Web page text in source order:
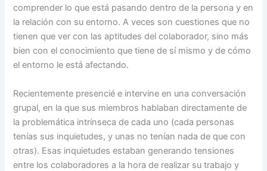
comprender lo que está pasando dentro de la persona y en
la relación con su entorno. A veces son cuestiones que no
tienen que ver con las aptitudes del colaborador, sino más
bien con el conocimiento que tiene de sí mismo y de cómo
el entorno le está afectando.
Recientemente presencié e intervine en una conversación
grupal, en la que sus miembros hablaban directamente de
la problemática intrínseca de cada uno (cada personas
tenías sus inquietudes, y unas no tenían nada de que con
otras). Esas inquietudes estaban generando tensiones
entre los colaboradores a la hora de realizar su trabajo y